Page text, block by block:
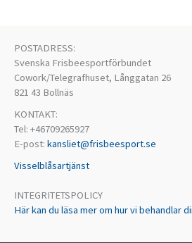
POSTADRESS:
Svenska Frisbeesportförbundet
Cowork/Telegrafhuset, Långgatan 26
821 43 Bollnäs
KONTAKT:
Tel: +46709265927
E-post: kansliet@frisbeesport.se
Visselblåsartjänst
INTEGRITETSPOLICY
Här kan du läsa mer om hur vi behandlar